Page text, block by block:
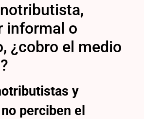
informal o
¿cobro el medio
y
perciben el